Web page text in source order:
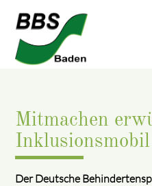
Mitmachen
Der Deutsche